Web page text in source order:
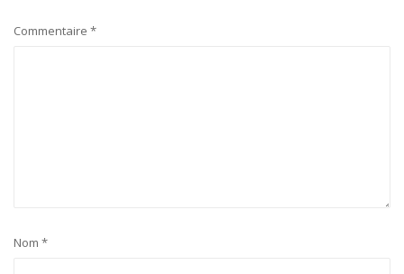
Commentaire *
Nom *